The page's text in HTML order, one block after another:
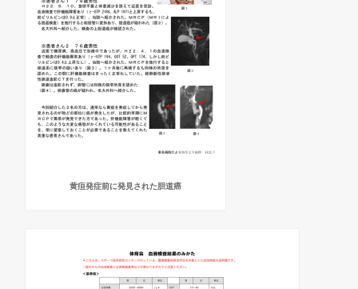
黄疸発症前に発見された胆道癌